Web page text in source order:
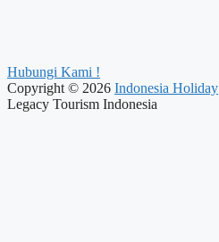
Hubungi Kami !
Copyright © 2026 Indonesia Holiday
Legacy Tourism Indonesia